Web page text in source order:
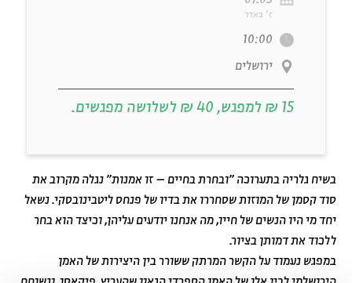
לאתר בית אבי חי RU
EN
בשיח גלריה בתערוכה ״ובחרת בחיים – זו אמנות״ נגלה מקרוב את
סוד קסמן של המוזות שסחררו את בדיו של פנחס ליטבינובסקי. נשאל
יחד מי היו הנשים של חייו, מה אנחנו יודעים עליהן, וכיצד הוא בחר
ללכוד את דמותן בציור.
במפגש נעמוד על הקשר המרתק ששורר בין היצירות של האמן
ז' באדר
10:00
ירושלים
15 ₪ למפגש, 40 ₪ לשלושה מפגשים.